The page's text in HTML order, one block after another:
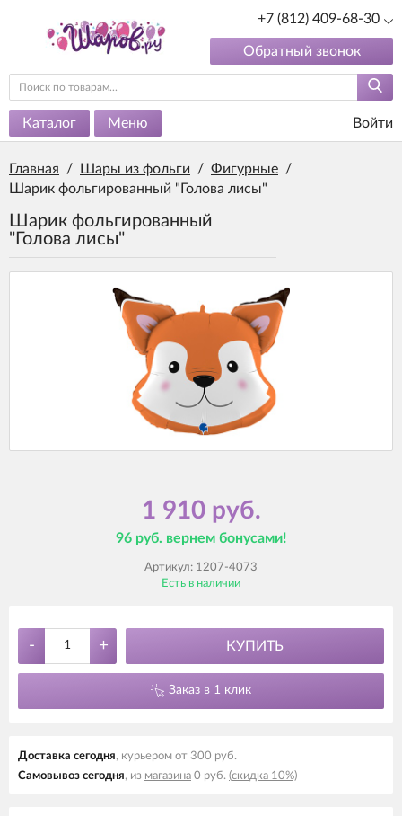
+7 (812) 409-68-30
Обратный звонок
Каталог Меню Войти
Главная / Шары из фольги / Фигурные /
Шарик фольгированный "Голова лисы"
Шарик фольгированный
"Голова лисы"
1 910 руб.
96 руб. вернем бонусами!
Артикул: 1207-4073
Есть в наличии
- + КУПИТЬ
Заказ в 1 клик
Доставка cегодня, курьером от 300 руб.
Самовывоз cегодня, из магазина 0 руб. (скидка 10%)